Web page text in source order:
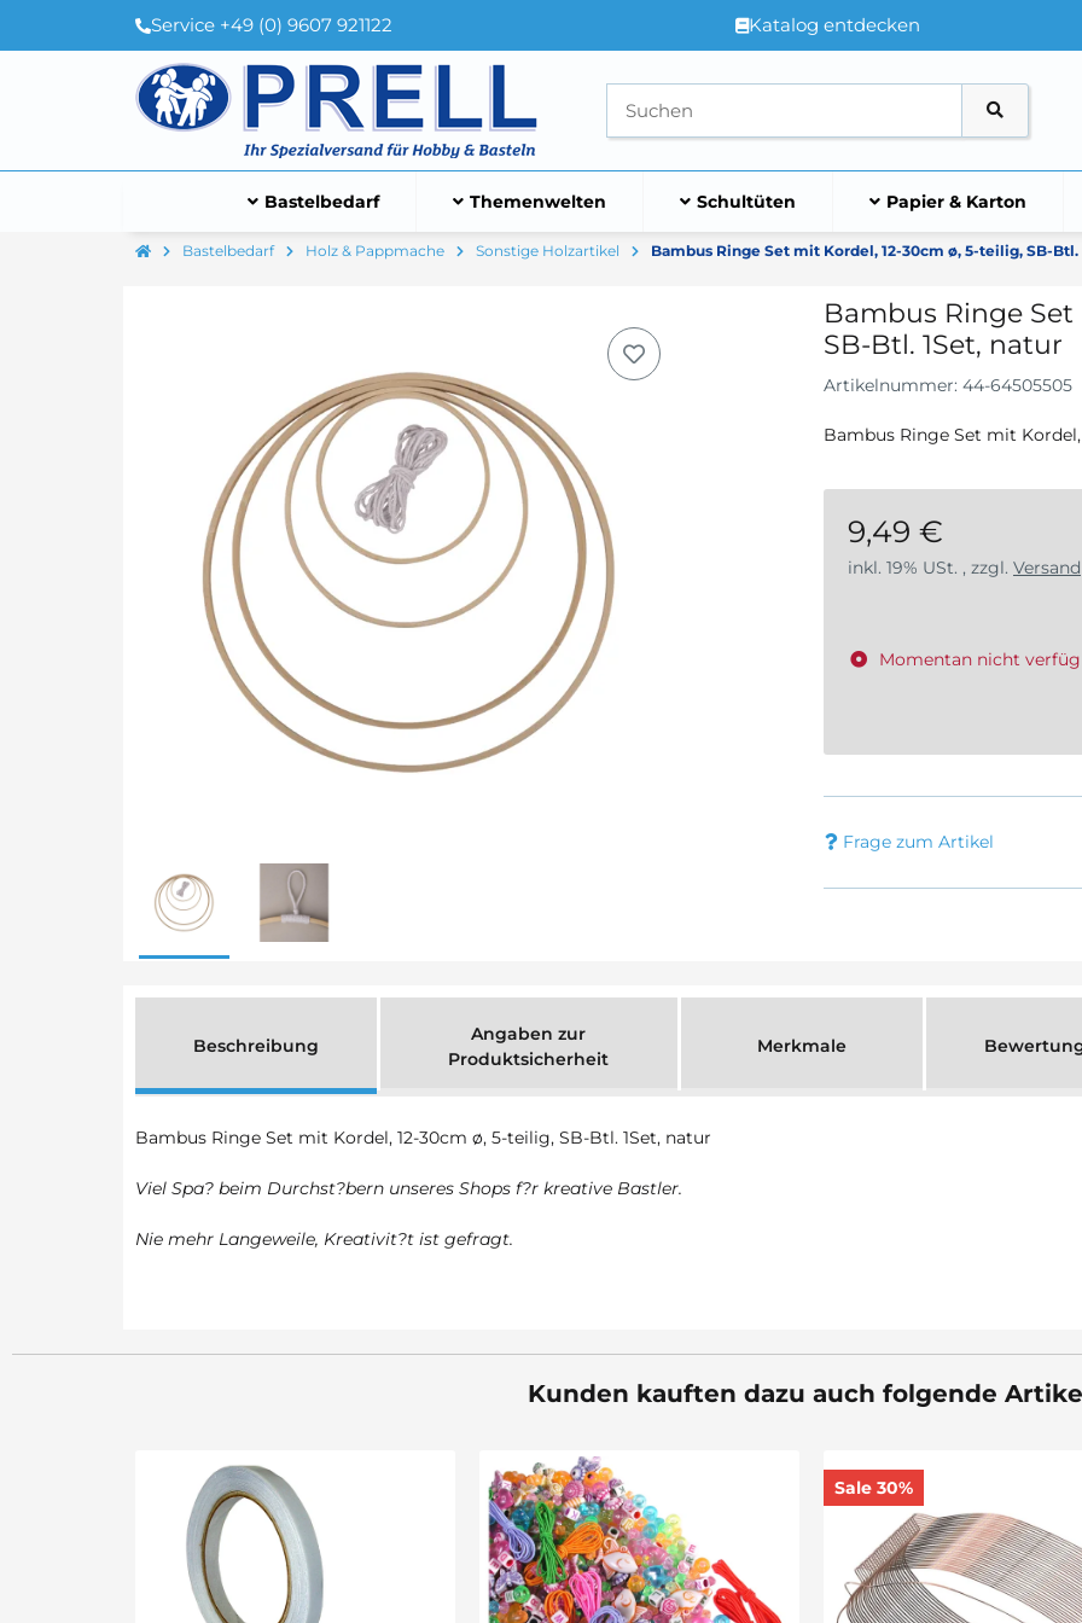
Service +49 (0) 9607 921122 Katalog entdecken
Bastelbedarf Themenwelten Schultüten Papier & Karton
Bastelbedarf Holz & Pappmache Sonstige Holzartikel Bambus Ringe Set mit Kordel, 12-30cm ø, 5-teilig, SB-Btl.
Bambus Ringe
SB-Btl. 1Set, natur
Artikelnummer: 44-64505505
Bambus Ringe Set mit
9,49 €
inkl. 19% USt. , zzgl. Versand
Momentan nicht
Frage zum Artikel
Beschreibung
Angaben zur
Produktsicherheit
Merkmale
Bambus Ringe Set mit Kordel, 12-30cm ø, 5-teilig, SB-Btl. 1Set, natur
Viel Spa? beim Durchst?bern unseres Shops f?r kreative Bastler.
Nie mehr Langeweile, Kreativit?t ist gefragt.
Kunden kauften dazu auch folgende
Sale 30%